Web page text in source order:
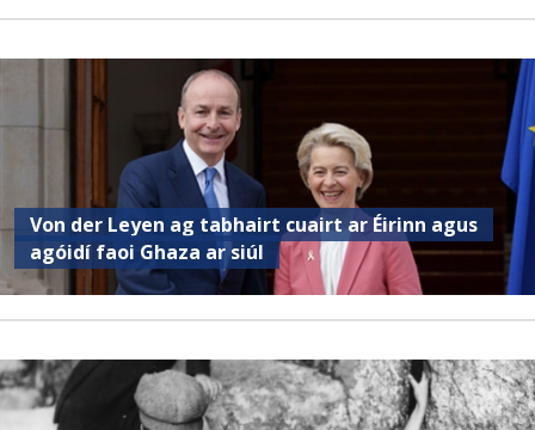
Von der Leyen ag tabhairt cuairt ar Éirinn agus
agóidí faoi Ghaza ar siúl